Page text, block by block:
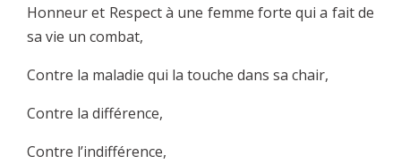
Honneur et Respect à une femme forte qui a fait de
sa vie un combat,
Contre la maladie qui la touche dans sa chair,
Contre la différence,
Contre l’indifférence,